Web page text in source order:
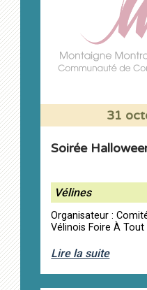
31
Soirée
Vélines
Organisateur :
Vélinois Foire À Tout
Lire la suite